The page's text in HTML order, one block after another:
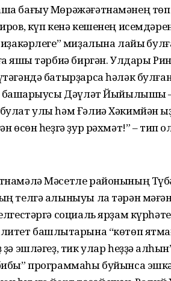
бағыу Мөрә­жәғәтнамәнең төп
күп кенә кешенең
миҙалына лайыҡ
яҡшы тәрбиә биргән. Улдары
батырҙарса һәләк
башҡарыусы Дәүләт Йыйылышы
улы һәм Ғәлиә Хәкимйән
өсөн һеҙгә ҙур рәхмәт!” – тип
Мәсетле райо­нының
телгә алыныуы ла тәрән
социаль ярҙам
башлыҡта­рына “көтөп
эшләгеҙ, тик улар һеҙҙә
программаһы буйынса эшкә